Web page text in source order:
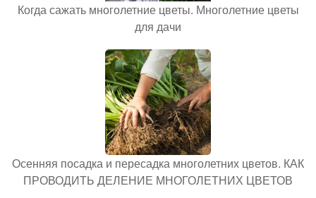
Когда сажать многолетние цветы. Многолетние цветы
для дачи
Осенняя посадка и пересадка многолетних цветов. КАК
ПРОВОДИТЬ ДЕЛЕНИЕ МНОГОЛЕТНИХ ЦВЕТОВ